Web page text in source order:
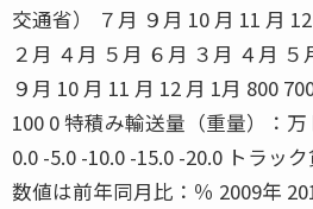
交通省） ７月 ９月 10 月 11 月
２月 ４月 ５月 ６月 ３月 ４月 ５
９月 10 月 11 月 12 月 1月 800
100 0 特積み輸送量（重量）：万
0.0 -5.0 -10.0 -15.0 -20.0 トラッ
数値は前年同月比：％ 2009年